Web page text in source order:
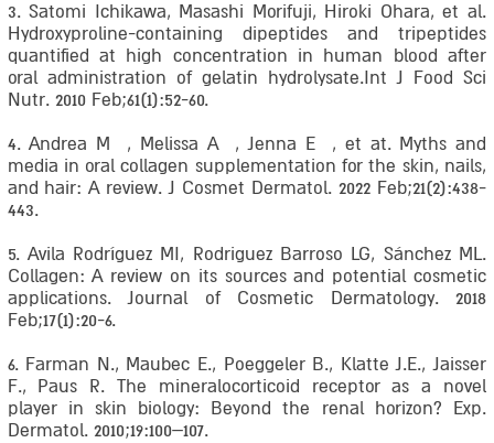
3. Satomi Ichikawa, Masashi Morifuji, Hiroki Ohara, et al.
Hydroxyproline-containing dipeptides and tripeptides
quantified at high concentration in human blood after
oral administration of gelatin hydrolysate.Int J Food Sci
Nutr. 2010 Feb;61(1):52-60.
4. Andrea M , Melissa A , Jenna E , et at. Myths and
media in oral collagen supplementation for the skin, nails,
and hair: A review. J Cosmet Dermatol. 2022 Feb;21(2):438-
443.
5. Avila Rodríguez MI, Rodriguez Barroso LG, Sánchez ML.
Collagen: A review on its sources and potential cosmetic
applications. Journal of Cosmetic Dermatology. 2018
Feb;17(1):20-6.
6. Farman N., Maubec E., Poeggeler B., Klatte J.E., Jaisser
F., Paus R. The mineralocorticoid receptor as a novel
player in skin biology: Beyond the renal horizon? Exp.
Dermatol. 2010;19:100–107.